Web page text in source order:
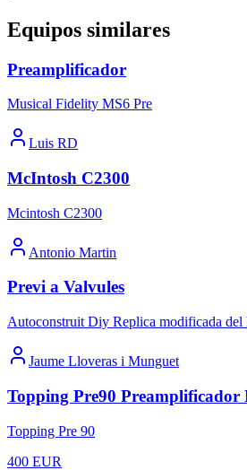
Equipos similares
Preamplificador
Musical Fidelity MS6 Pre
Luis RD
McIntosh C2300
Mcintosh C2300
Antonio Martin
Previ a Valvules
Autoconstruit Diy Replica modificada
Jaume Lloveras i Munguet
Topping Pre90 Preamplificador
Topping Pre 90
400 EUR